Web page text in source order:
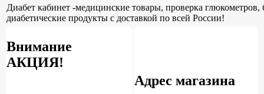
Диабет кабинет -медицинские товары, проверка глюкометров,
диабетические продукты с доставкой по всей России!
Внимание
АКЦИЯ!
Адрес магазина